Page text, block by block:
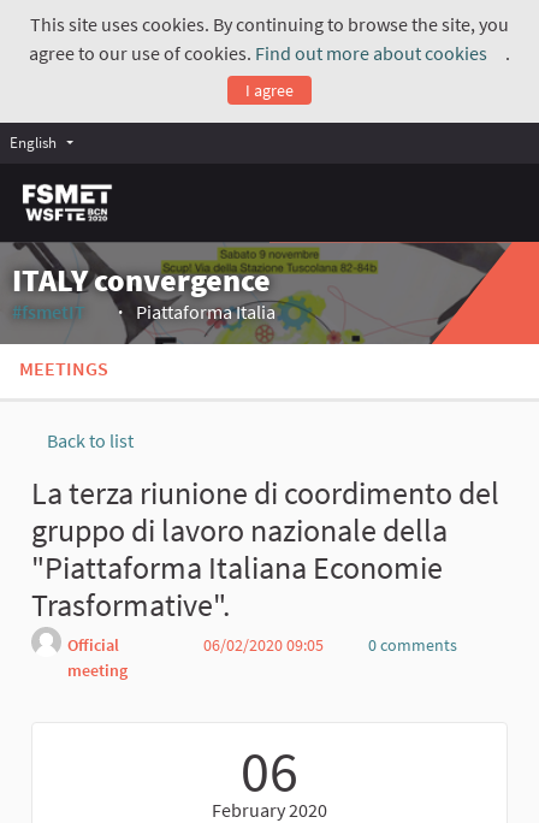
This site uses cookies. By continuing to browse the site, you
agree to our use of cookies. Find out more about cookies
.
I agree
English
ITALY convergence
#fsmetIT
(External link)
Piattaforma Italia
MEETINGS
Back to list
La terza riunione di coordimento del
gruppo di lavoro nazionale della
"Piattaforma Italiana Economie
Trasformative".
Official
meeting
06/02/2020 09:05
0 comments
06
February 2020